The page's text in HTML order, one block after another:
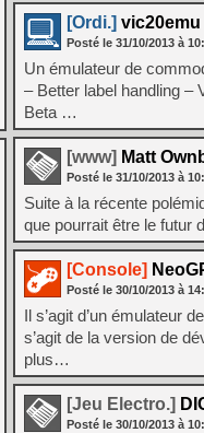
[Ordi.] vic20emu
Posté le 31/10/2013 à
Un émulateur de
– Better label handling –
Beta …
[www] Matt
Posté le 31/10/2013 à
Suite à la récente
que pourrait être le
[Console]
Posté le 30/10/2013 à
Il s’agit d’un émulateur
s’agit de la version de
plus…
[Jeu Electro.]
Posté le 30/10/2013 à